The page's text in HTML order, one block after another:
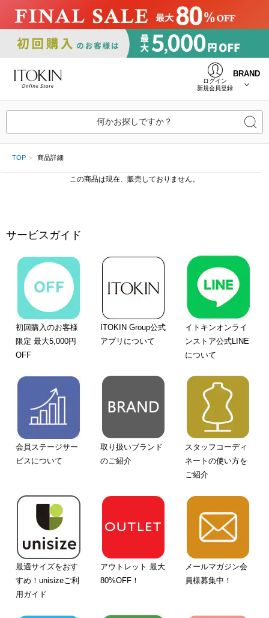
ログイン
新規会員登録
BRAND
何かお探しですか？
TOP 商品詳細
この商品は現在、販売しておりません。
サービスガイド
初回購入のお客様
限定 最大5,000円
OFF
ITOKIN Group公式
アプリについて
イトキンオンライ
ンストア公式LINE
について
会員ステージサー
ビスについて
取り扱いブランド
のご紹介
スタッフコーディ
ネートの使い方を
ご紹介
最適サイズをおす
すめ！unisizeご利
用ガイド
アウトレット 最大
80%OFF！
メールマガジン会
員様募集中！